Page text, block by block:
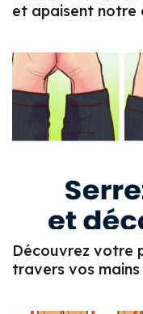
et apaisent notre
Découvrez votre
travers vos mains